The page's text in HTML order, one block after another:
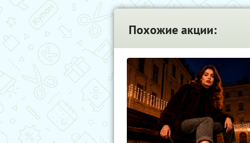
Похожие акции: